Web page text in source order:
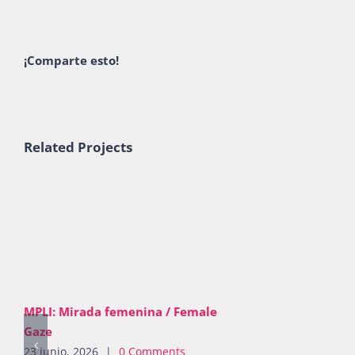
¡Comparte esto!
Related Projects
MPLI: Mirada femenina / Female
Gaze
23 junio, 2026 | 0 Comments